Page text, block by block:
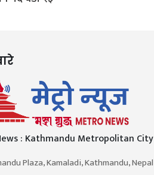
: Kathmandu Metropolitan City
Plaza, Kamaladi, Kathmandu, Nepal